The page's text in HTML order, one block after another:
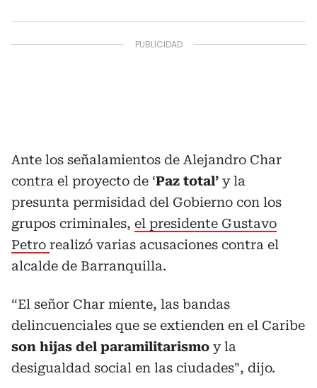
Ante los señalamientos de Alejandro Char
contra el proyecto de ‘Paz total’ y la
presunta permisidad del Gobierno con los
grupos criminales, el presidente Gustavo
Petro realizó varias acusaciones contra el
alcalde de Barranquilla.
“El señor Char miente, las bandas
delincuenciales que se extienden en el Caribe
son hijas del paramilitarismo y la
desigualdad social en las ciudades", dijo.